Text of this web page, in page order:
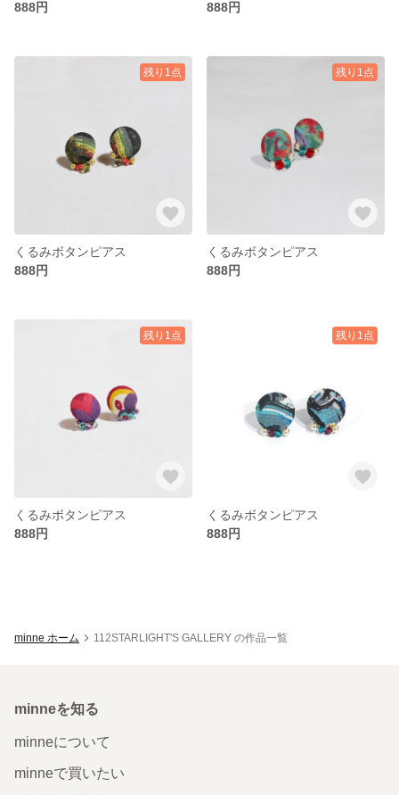
888円 888円
残り1点
くるみボタンピアス
888円
残り1点
くるみボタンピアス
888円
残り1点
くるみボタンピアス
888円
残り1点
くるみボタンピアス
888円
minne ホーム 112STARLIGHT'S GALLERY の作品一覧
minneを知る
minneについて
minneで買いたい